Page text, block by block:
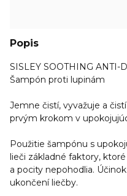
Popis
SISLEY SOOTHING ANTI-
Šampón proti lupinám
Jemne čistí, vyvažuje a
prvým krokom v
Použitie šampónu s
lieči základné faktory,
a pocity nepohodlia.
ukončení liečby.